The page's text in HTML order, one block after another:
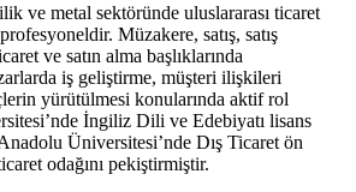
ve metal sektöründe uluslararası ticaret
Müzakere, satış, satış
ve satın alma başlıklarında
iş geliştirme, müşteri ilişkileri
yürütülmesi konularında aktif rol
İngiliz Dili ve Edebiyatı lisans
Üniversitesi’nde Dış Ticaret ön
odağını pekiştirmiştir.